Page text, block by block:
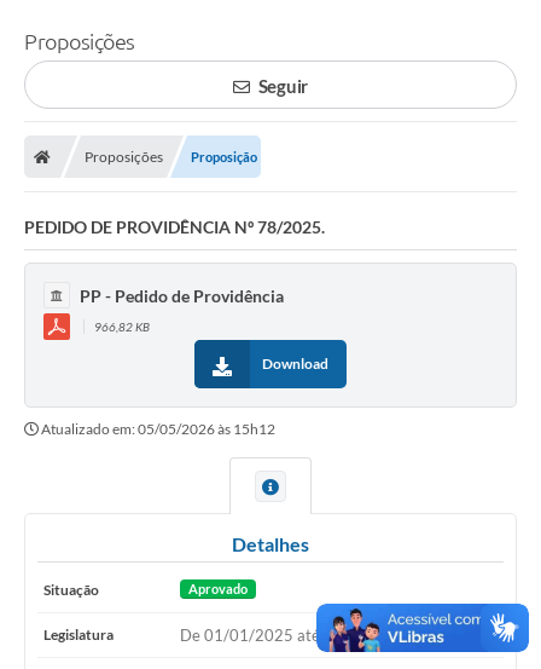
Proposições
Seguir
Proposições Proposição
PEDIDO DE PROVIDÊNCIA Nº 78/2025.
PP - Pedido de Providência
966,82 KB
Download
Atualizado em: 05/05/2026 às 15h12
Detalhes
Situação Aprovado
Legislatura De 01/01/2025 até 31/12/2028